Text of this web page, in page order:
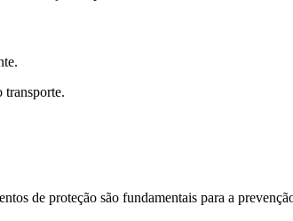
transporte.
de proteção são fundamentais para a